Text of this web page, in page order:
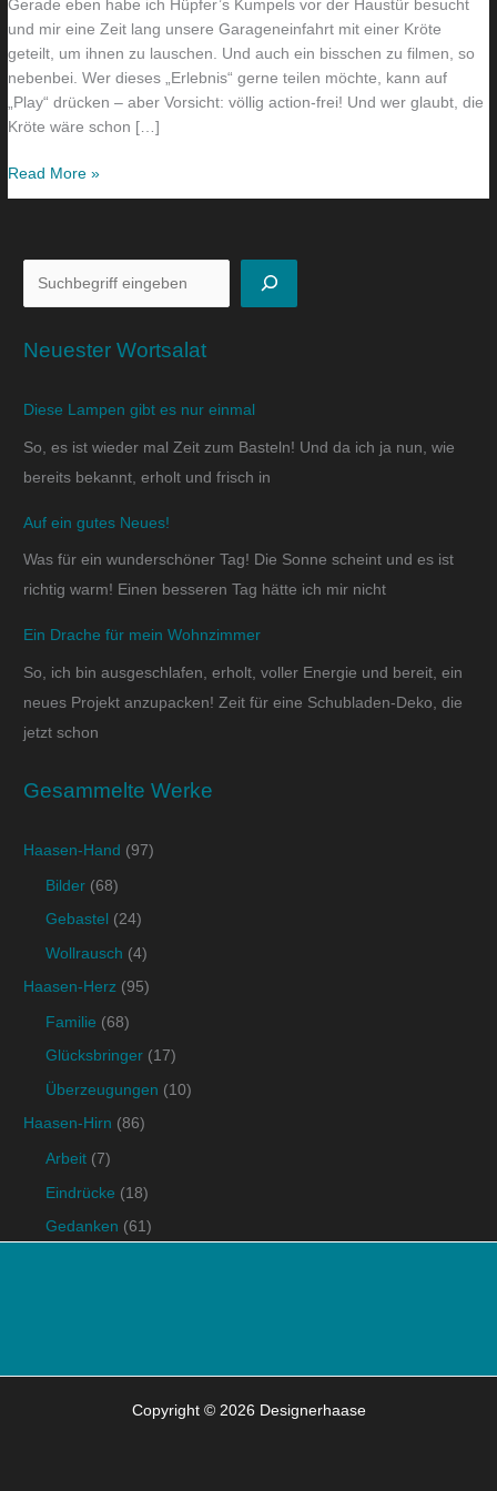
Gerade eben habe ich Hüpfer’s Kumpels vor der Haustür besucht
und mir eine Zeit lang unsere Garageneinfahrt mit einer Kröte
geteilt, um ihnen zu lauschen. Und auch ein bisschen zu filmen, so
nebenbei. Wer dieses „Erlebnis“ gerne teilen möchte, kann auf
„Play“ drücken – aber Vorsicht: völlig action-frei! Und wer glaubt, die
Kröte wäre schon […]
Read More »
Neuester Wortsalat
Diese Lampen gibt es nur einmal
So, es ist wieder mal Zeit zum Basteln! Und da ich ja nun, wie
bereits bekannt, erholt und frisch in
Auf ein gutes Neues!
Was für ein wunderschöner Tag! Die Sonne scheint und es ist
richtig warm! Einen besseren Tag hätte ich mir nicht
Ein Drache für mein Wohnzimmer
So, ich bin ausgeschlafen, erholt, voller Energie und bereit, ein
neues Projekt anzupacken! Zeit für eine Schubladen-Deko, die
jetzt schon
Gesammelte Werke
Haasen-Hand (97)
Bilder (68)
Gebastel (24)
Wollrausch (4)
Haasen-Herz (95)
Familie (68)
Glücksbringer (17)
Überzeugungen (10)
Haasen-Hirn (86)
Arbeit (7)
Eindrücke (18)
Gedanken (61)
Copyright © 2026 Designerhaase